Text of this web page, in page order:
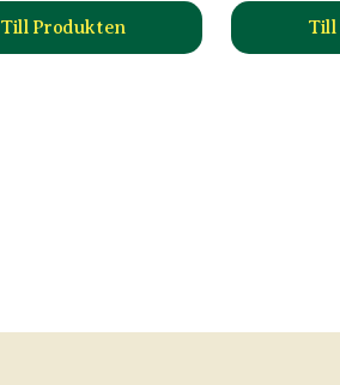
Till Produkten
till Alocasia i kruka, konstgjord
Till